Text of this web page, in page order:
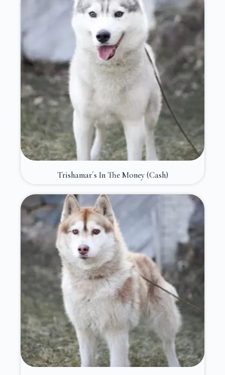
Trishamar´s In The Money (Cash)